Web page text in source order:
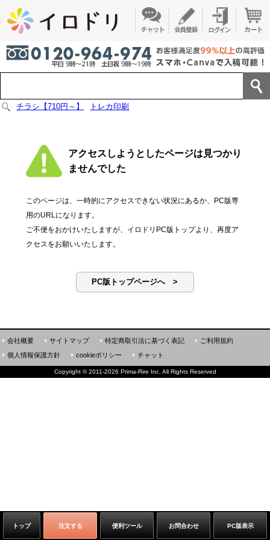
チラシ【710円～】 トレカ印刷
アクセスしようとしたページは見つかり
ませんでした
このページは、一時的にアクセスできない状況にあるか、PC版専
用のURLになります。
ご不便をおかけいたしますが、イロドリPC版トップより、再度ア
クセスをお願いいたします。
PC版トップページへ >
トップ 注文する 便利ツール お問合わせ PC版表示
会社概要 サイトマップ 特定商取引法に基づく表記
ご利用規約
個人情報保護方針
cookieポリシー チャット
Copyright ©2011-2026 Prima-Rire Inc. All Rights Reserved